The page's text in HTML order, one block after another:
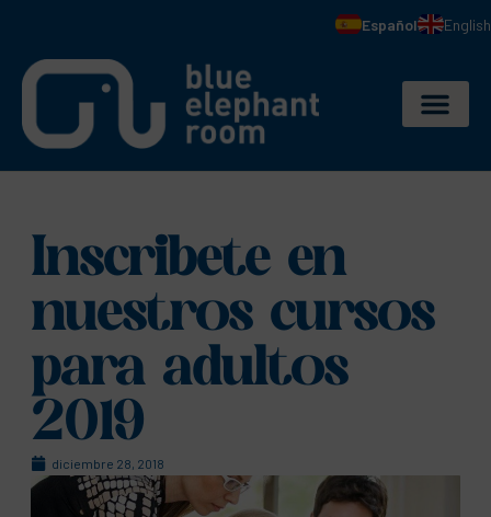
Español English
Inscribete en
nuestros cursos
para adultos
2019
diciembre 28, 2018